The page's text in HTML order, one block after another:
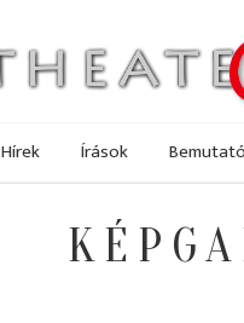
Hírek Írások